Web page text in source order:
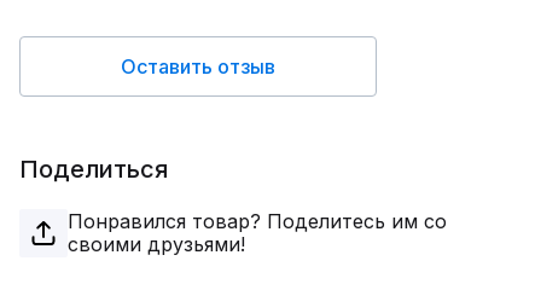
Оставить отзыв
Поделиться
Понравился товар? Поделитесь им со
своими друзьями!